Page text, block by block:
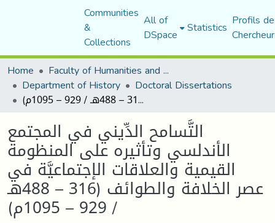
Communities
&
Collections
All of
DSpace Statistics Profils
Home
Faculty of Humanities and Social Sciences
Department of History Doctoral Dissertations
التَّسامح الدِّيني في المجتمع الأندلسي وتأثيره على المنظومة القيمية والعلاقات الإجتماعيَّة في عصر الخلافة والطوائف (316 – 488هـ / 929 – 1095م)
التَّسامح الدِّيني في المجتمع
الأندلسي وتأثيره على المنظومة
القيمية والعلاقات الإجتماعيَّة في
عصر الخلافة والطوائف (316 – 488هـ
/ 929 – 1095م)